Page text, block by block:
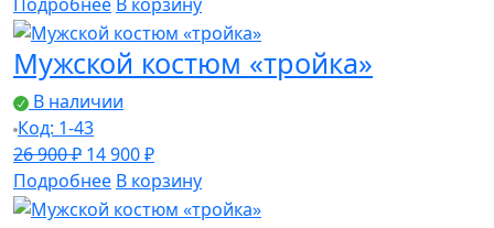
составляла
26
900 ₽.
19
900 ₽.
Подробнее В корзину
Мужской костюм «тройка»
В наличии
Код: 1-43
26 900₽ Первоначальная
цена
составляла
14 900₽Текущая
цена:
14
Подробнее В корзину